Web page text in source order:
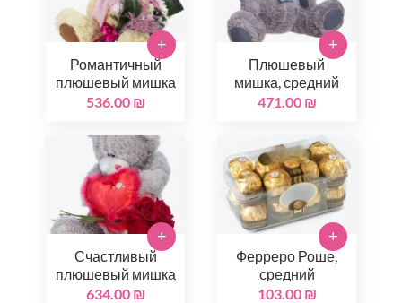
Романтичный
плюшевый мишка
536.00 ₪
+
Плюшевый
мишка, средний
471.00 ₪
+
Счастливый
плюшевый мишка
634.00 ₪
+
Ферреро Роше,
средний
103.00 ₪
+